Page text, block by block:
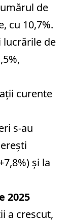
de
cu 10,7%.
lucrările de
curente
s-au
şi la
2025
a crescut,